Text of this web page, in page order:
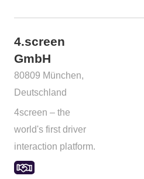
4.screen
GmbH
80809 München,
Deutschland
4screen – the
world's first driver
interaction platform.